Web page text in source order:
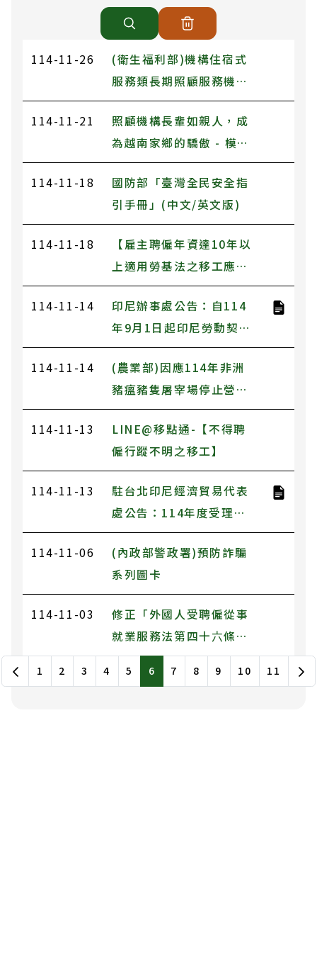
最新消息列表，包含標題和發布日期
114-11-26
(衛生福利部)機構住宿式
服務類長期照顧服務機構
老人保護課程
114-11-21
照顧機構長輩如親人，成
為越南家鄉的驕傲 - 模範
移工阮氏天的故事
114-11-18
國防部「臺灣全民安全指
引手冊」(中文/英文版)
114-11-18
【雇主聘僱年資達10年以
上適用勞基法之移工應開
立勞退舊制專戶、提撥勞
工退休準備金】
114-11-14
印尼辦事處公告：自114
年9月1日起印尼勞動契約
驗證費用調整為950元
114-11-14
(農業部)因應114年非洲
豬瘟豬隻屠宰場停止營業
期間補助
114-11-13
LINE@移點通-【不得聘
僱行蹤不明之移工】
114-11-13
駐台北印尼經濟貿易代表
處公告：114年度受理勞
動契約驗證至114年12月
30日截止(銀行繳款期限
為114年12月19日止)
114-11-06
(內政部警政署)預防詐騙
系列圖卡
114-11-03
修正「外國人受聘僱從事
就業服務法第四十六條第
一項第八款至第十一款規
定工作之轉換雇主或工作
1 2 3 4 5 6 7 8 9 10 11